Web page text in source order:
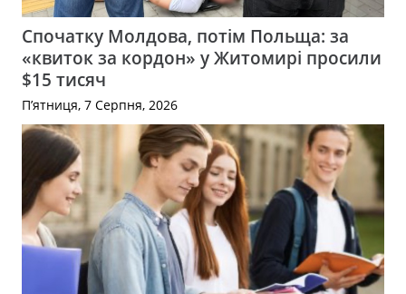
Спочатку Молдова, потім Польща: за
«квиток за кордон» у Житомирі просили
$15 тисяч
П’ятниця, 7 Серпня, 2026